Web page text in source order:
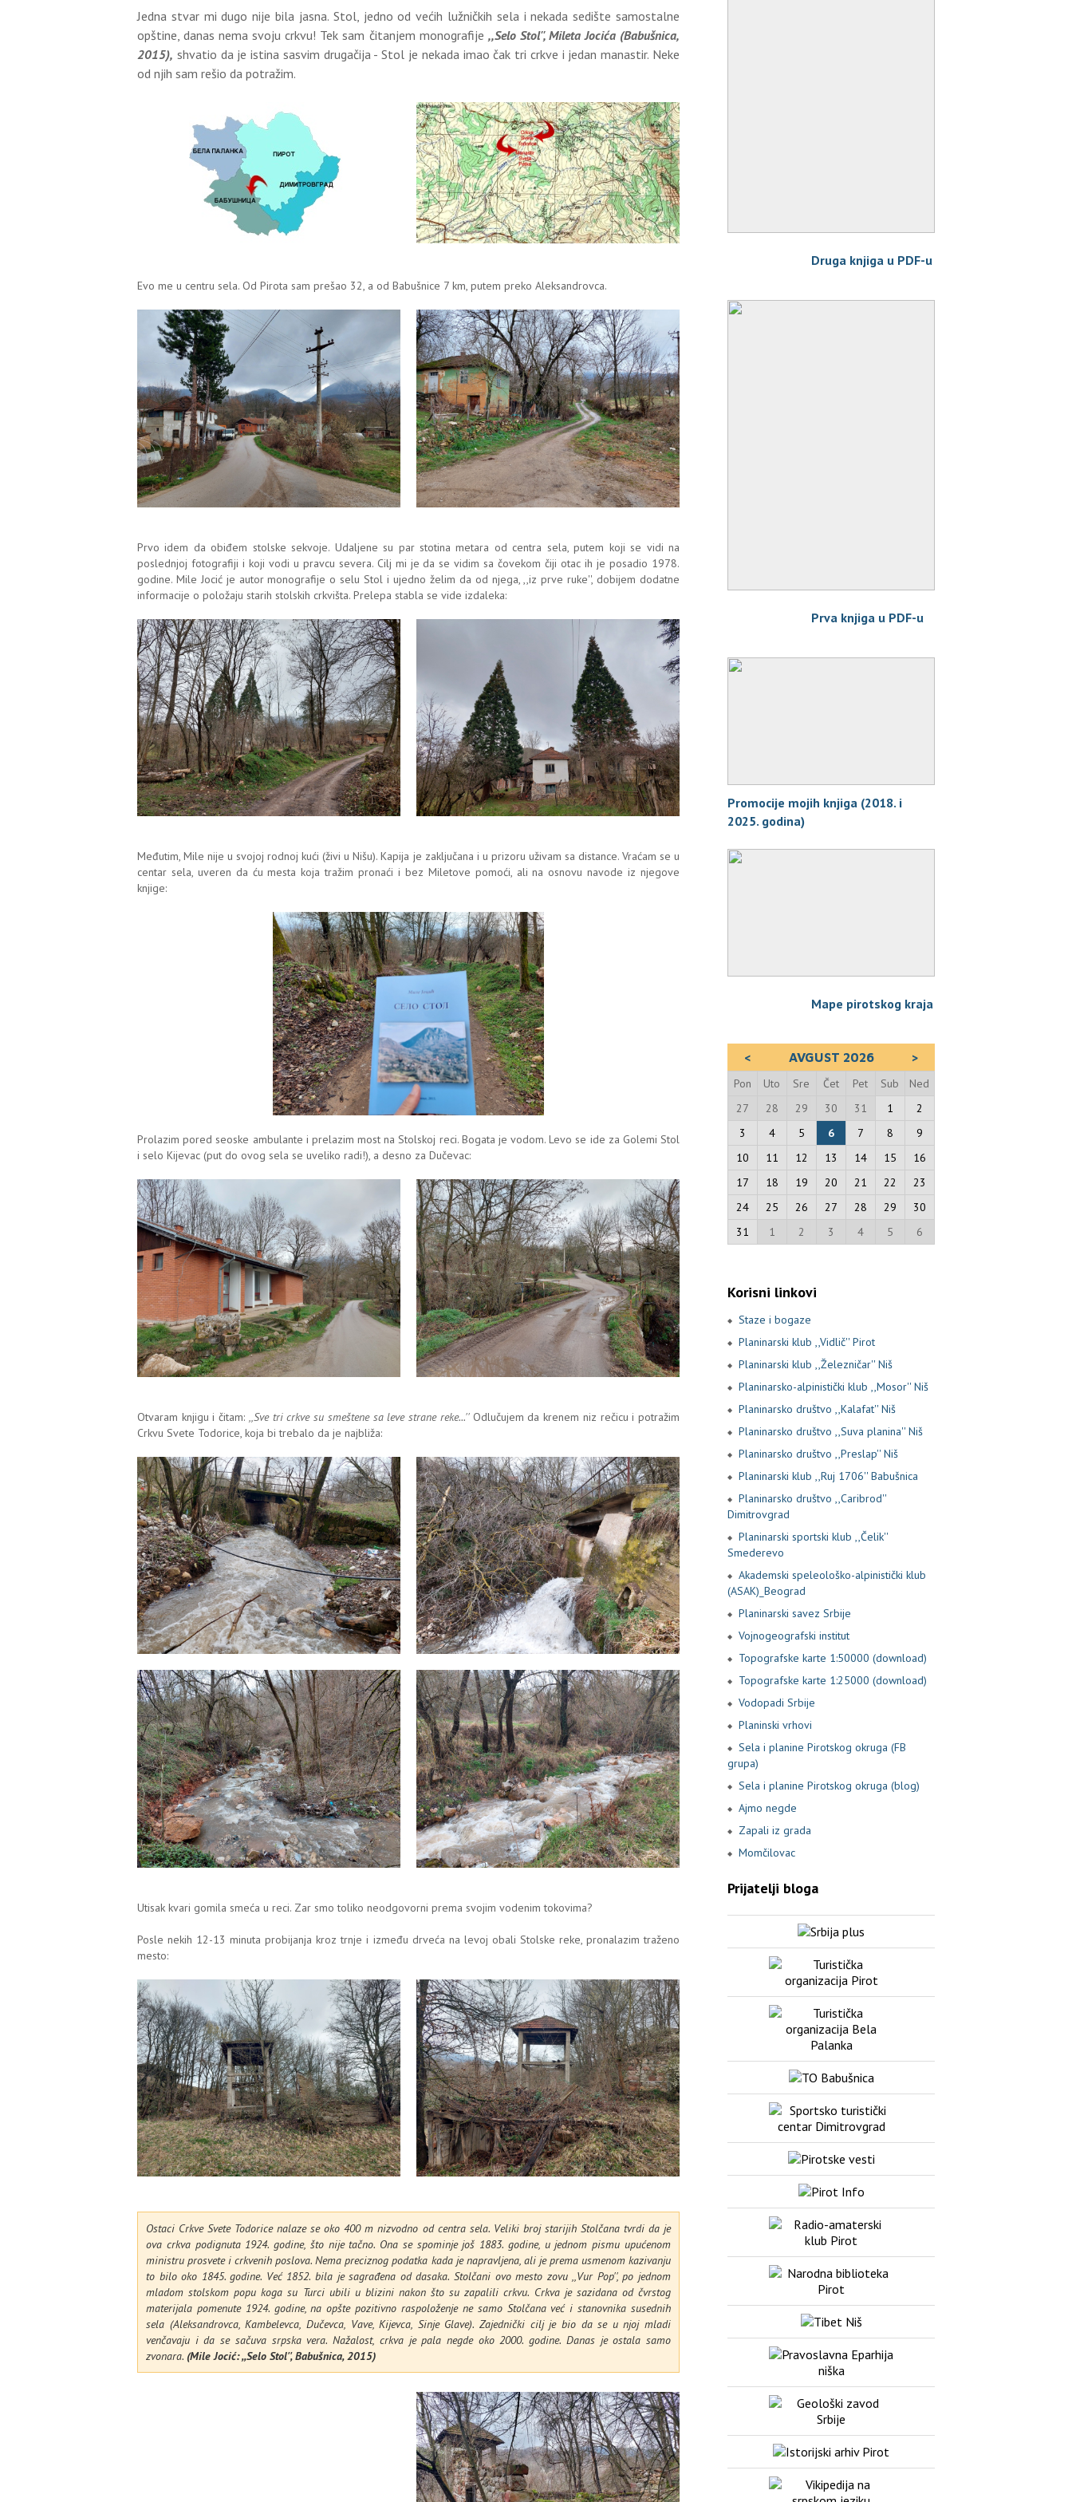
Jedna stvar mi dugo nije bila jasna. Stol, jedno od većih lužničkih sela i nekada sedište samostalne
opštine, danas nema svoju crkvu! Tek sam čitanjem monografije ,,Selo Stol'', Mileta Jocića (Babušnica,
2015), shvatio da je istina sasvim drugačija - Stol je nekada imao čak tri crkve i jedan manastir. Neke
od njih sam rešio da potražim.
Evo me u centru sela. Od Pirota sam prešao 32, a od Babušnice 7 km, putem preko Aleksandrovca.
Prvo idem da obiđem stolske sekvoje. Udaljene su par stotina metara od centra sela, putem koji se vidi na
poslednjoj fotografiji i koji vodi u pravcu severa. Cilj mi je da se vidim sa čovekom čiji otac ih je posadio 1978.
godine. Mile Jocić je autor monografije o selu Stol i ujedno želim da od njega, ,,iz prve ruke'', dobijem dodatne
informacije o položaju starih stolskih crkvišta. Prelepa stabla se vide izdaleka:
Međutim, Mile nije u svojoj rodnoj kući (živi u Nišu). Kapija je zaključana i u prizoru uživam sa distance. Vraćam se u
centar sela, uveren da ću mesta koja tražim pronaći i bez Miletove pomoći, ali na osnovu navode iz njegove
knjige:
Prolazim pored seoske ambulante i prelazim most na Stolskoj reci. Bogata je vodom. Levo se ide za Golemi Stol
i selo Kijevac (put do ovog sela se uveliko radi!), a desno za Dučevac:
Otvaram knjigu i čitam: ,,Sve tri crkve su smeštene sa leve strane reke...'' Odlučujem da krenem niz rečicu i potražim
Crkvu Svete Todorice, koja bi trebalo da je najbliža:
Utisak kvari gomila smeća u reci. Zar smo toliko neodgovorni prema svojim vodenim tokovima?
Posle nekih 12-13 minuta probijanja kroz trnje i između drveća na levoj obali Stolske reke, pronalazim traženo
mesto:
Ostaci Crkve Svete Todorice nalaze se oko 400 m nizvodno od centra sela. Veliki broj starijih Stolčana tvrdi da je
ova crkva podignuta 1924. godine, što nije tačno. Ona se spominje još 1883. godine, u jednom pismu upućenom
ministru prosvete i crkvenih poslova. Nema preciznog podatka kada je napravljena, ali je prema usmenom kazivanju
to bilo oko 1845. godine. Već 1852. bila je sagrađena od dasaka. Stolčani ovo mesto zovu ,,Vur Pop'', po jednom
mladom stolskom popu koga su Turci ubili u blizini nakon što su zapalili crkvu. Crkva je sazidana od čvrstog
materijala pomenute 1924. godine, na opšte pozitivno raspoloženje ne samo Stolčana već i stanovnika susednih
sela (Aleksandrovca, Kambelevca, Dučevca, Vave, Kijevca, Sinje Glave). Zajednički cilj je bio da se u njoj mladi
venčavaju i da se sačuva srpska vera. Nažalost, crkva je pala negde oko 2000. godine. Danas je ostala samo
zvonara. (Mile Jocić:,,Selo Stol'', Babušnica, 2015)
Druga knjiga u PDF-u
Prva knjiga u PDF-u
Promocije mojih knjiga (2018. i
2025. godina)
Mape pirotskog kraja
< AVGUST 2026
>
Pon
Uto Sre Čet Pet Sub
Ned
27
28 29 30 31 1
2
3
4 5 6 7 8
9
10
11 12 13 14 15
16
17
18 19 20 21 22
23
24
25 26 27 28 29
30
31
1 2 3 4 5 6
Korisni linkovi
Staze i bogaze
Planinarski klub ,,Vidlič'' Pirot
Planinarski klub ,,Železničar'' Niš
Planinarsko-alpinistički klub ,,Mosor'' Niš
Planinarsko društvo ,,Kalafat'' Niš
Planinarsko društvo ,,Suva planina'' Niš
Planinarsko društvo ,,Preslap'' Niš
Planinarski klub ,,Ruj 1706'' Babušnica
Planinarsko društvo ,,Caribrod''
Dimitrovgrad
Planinarski sportski klub ,,Čelik''
Smederevo
Akademski speleološko-alpinistički klub
(ASAK)_Beograd
Planinarski savez Srbije
Vojnogeografski institut
Topografske karte 1:50000 (download)
Topografske karte 1:25000 (download)
Vodopadi Srbije
Planinski vrhovi
Sela i planine Pirotskog okruga (FB
grupa)
Sela i planine Pirotskog okruga (blog)
Ajmo negde
Zapali iz grada
Momčilovac
Prijatelji bloga